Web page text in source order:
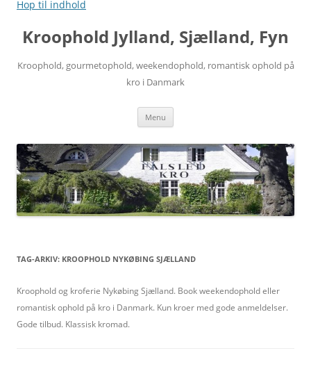
Hop til indhold
Kroophold Jylland, Sjælland, Fyn
Kroophold, gourmetophold, weekendophold, romantisk ophold på
kro i Danmark
Menu
TAG-ARKIV: KROOPHOLD NYKØBING SJÆLLAND
Kroophold og kroferie Nykøbing Sjælland. Book weekendophold eller
romantisk ophold på kro i Danmark. Kun kroer med gode anmeldelser.
Gode tilbud. Klassisk kromad.